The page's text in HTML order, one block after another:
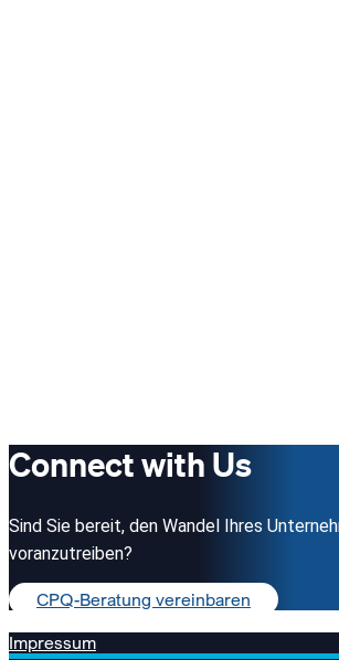
Connect with Us
Sind Sie bereit, den Wandel Ihres
voranzutreiben?
CPQ-Beratung vereinbaren
Impressum